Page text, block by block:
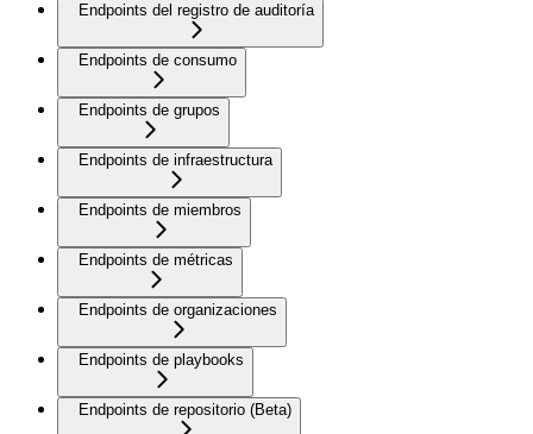
Endpoints del registro de auditoría
Endpoints de consumo
Endpoints de grupos
Endpoints de infraestructura
Endpoints de miembros
Endpoints de métricas
Endpoints de organizaciones
Endpoints de playbooks
Endpoints de repositorio (Beta)